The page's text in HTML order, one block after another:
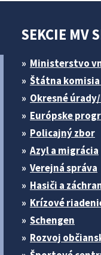
SEKCIE MV
Ministerstvo
Štátna
Okresné
Európske
Policajný zbor
Azyl a migrácia
Verejná správa
Hasiči a
Krízové
Schengen
Rozvoj